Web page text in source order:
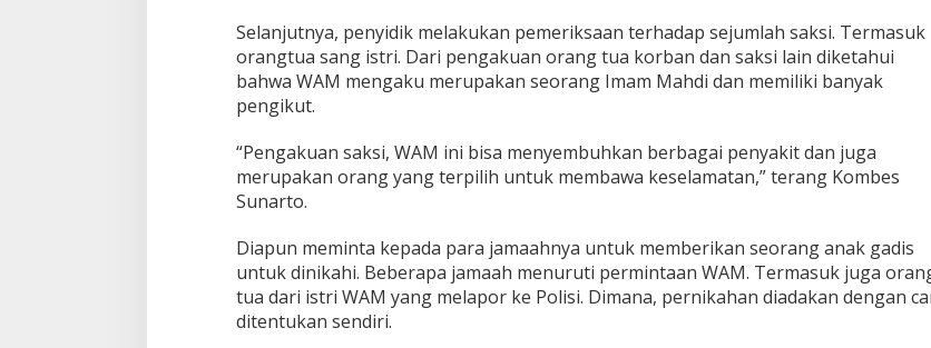
Selanjutnya, penyidik melakukan pemeriksaan terhadap sejumlah saksi. Termasuk
orangtua sang istri. Dari pengakuan orang tua korban dan saksi lain diketahui
bahwa WAM mengaku merupakan seorang Imam Mahdi dan memiliki banyak
pengikut.
“Pengakuan saksi, WAM ini bisa menyembuhkan berbagai penyakit dan juga
merupakan orang yang terpilih untuk membawa keselamatan,” terang Kombes
Sunarto.
Diapun meminta kepada para jamaahnya untuk memberikan seorang anak gadis
untuk dinikahi. Beberapa jamaah menuruti permintaan WAM. Termasuk juga
tua dari istri WAM yang melapor ke Polisi. Dimana, pernikahan diadakan dengan
ditentukan sendiri.